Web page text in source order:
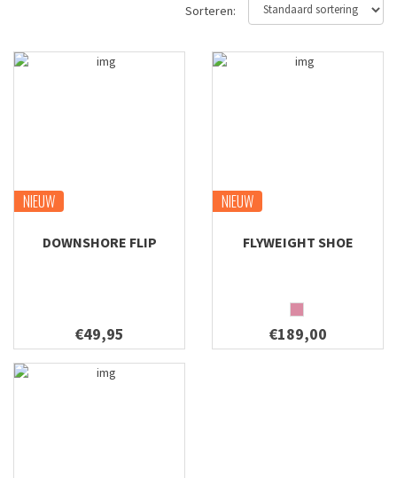
Sorteren:
NIEUW
DOWNSHORE FLIP
€49,95
NIEUW
FLYWEIGHT SHOE
€189,00